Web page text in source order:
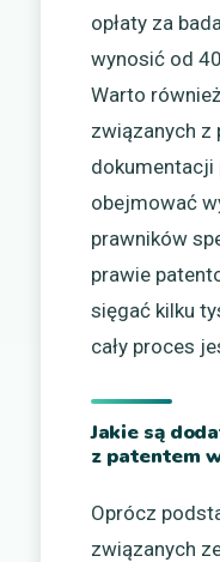
opłaty za
wynosić od
Warto
związanych z
dokumentacji
obejmować
prawników
prawie
sięgać kilku
cały proces
Jakie są
z patentem
Oprócz
związanych